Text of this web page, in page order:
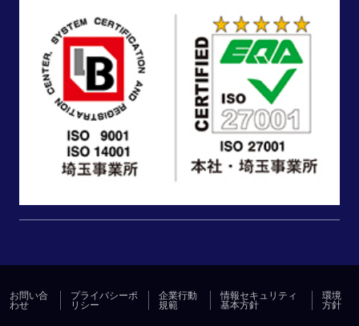
お問い合
わせ
プライバシーポ
リシー
企業行動
規範
情報セキュリティ
基本方針
環境
方針